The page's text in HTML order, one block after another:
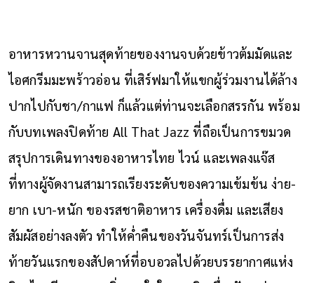
อาหารหวานจานสุดท้ายของงานจบด้วยข้าวต้มมัดและ
ไอศกรีมมะพร้าวอ่อน ที่เสิร์ฟมาให้แขกผู้ร่วมงานได้ล้าง
ปากไปกับชา/กาแฟ ก็แล้วแต่ท่านจะเลือกสรรกัน พร้อม
กับบทเพลงปิดท้าย All That Jazz ที่ถือเป็นการขมวด
สรุปการเดินทางของอาหารไทย ไวน์ และเพลงแจ๊ส
ที่ทางผู้จัดงานสามารถเรียงระดับของความเข้มข้น ง่าย-
ยาก เบา-หนัก ของรสชาติอาหาร เครื่องดื่ม และเสียง
สัมผัสอย่างลงตัว ทำให้ค่ำคืนของวันจันทร์เป็นการส่ง
ท้ายวันแรกของสัปดาห์ที่อบอวลไปด้วยบรรยากาศแห่ง